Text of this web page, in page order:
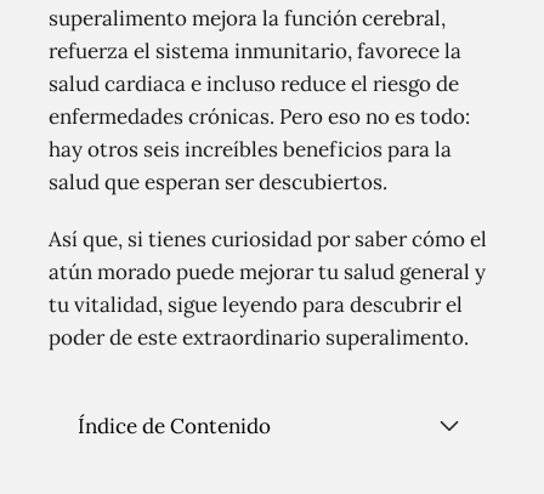
superalimento mejora la función cerebral,
refuerza el sistema inmunitario, favorece la
salud cardiaca e incluso reduce el riesgo de
enfermedades crónicas. Pero eso no es todo:
hay otros seis increíbles beneficios para la
salud que esperan ser descubiertos.
Así que, si tienes curiosidad por saber cómo el
atún morado puede mejorar tu salud general y
tu vitalidad, sigue leyendo para descubrir el
poder de este extraordinario superalimento.
Índice de Contenido